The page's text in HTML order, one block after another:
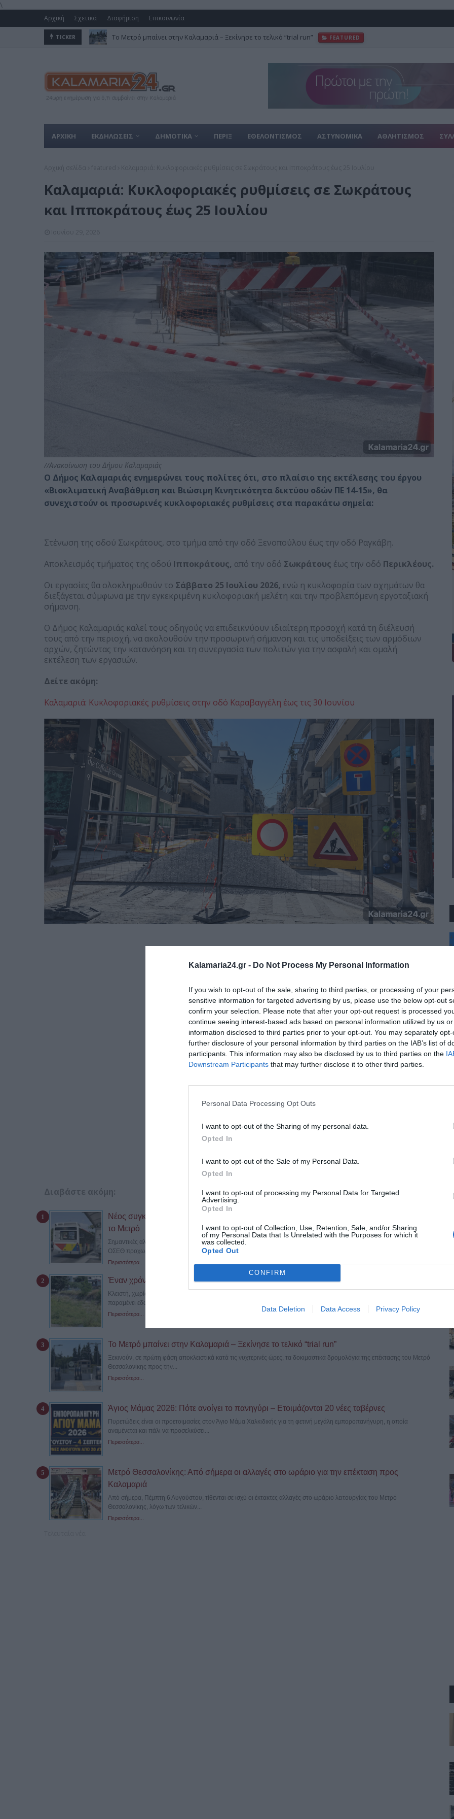
Kalamaria24.gr - Do Not Process My Personal Information
If you wish to opt-out of the sale, sharing to third parties, or processing of your
sensitive information for targeted advertising by us, please use the below opt-out
confirm your selection. Please note that after your opt-out request is processed
continue seeing interest-based ads based on personal information utilized by us
information disclosed to third parties prior to your opt-out. You may separately
further disclosure of your personal information by third parties on the IAB’s list of
participants. This information may also be disclosed by us to third parties on the
Downstream Participants that may further disclose it to other third parties.
Personal Data Processing Opt Outs
I want to opt-out of the Sharing of my personal data.
Opted In
I want to opt-out of the Sale of my Personal Data.
Opted In
I want to opt-out of processing my Personal Data for Targeted
Advertising.
Opted In
I want to opt-out of Collection, Use, Retention, Sale, and/or Sharing
of my Personal Data that Is Unrelated with the Purposes for which it
was collected.
Opted Out
CONFIRM
Data Deletion Data Access Privacy Policy
\
Αρχική Σχετικά Διαφήμιση Επικοινωνία
TICKER Το Μετρό μπαίνει στην Καλαμαριά – Ξεκίνησε το τελικό “trial run” FEATURED
ΑΡΧΙΚΗ ΕΚΔΗΛΩΣΕΙΣ ΔΗΜΟΤΙΚΑ ΠΕΡΙΞ ΕΘΕΛΟΝΤΙΣΜΟΣ ΑΣΤΥΝΟΜΙΚΑ ΑΘΛΗΤΙΣΜΟΣ
Καλαμαριά: Κυκλοφοριακές ρυθμίσεις σε Σωκράτους
και Ιπποκράτους έως 25 Ιουλίου
//Ανακοίνωση του Δήμου Καλαμαριάς
Ο Δήμος Καλαμαριάς ενημερώνει τους πολίτες ότι, στο πλαίσιο της εκτέλεσης του έργου
«Βιοκλιματική Αναβάθμιση και Βιώσιμη Κινητικότητα δικτύου οδών ΠΕ 14-15», θα
συνεχιστούν οι προσωρινές κυκλοφοριακές ρυθμίσεις στα παρακάτω σημεία:
Στένωση της οδού Σωκράτους, στο τμήμα από την οδό Ξενοπούλου έως την οδό Ραγκάβη.
Αποκλεισμός τμήματος της οδού Ιπποκράτους, από την οδό Σωκράτους έως την οδό Περικλέους.
Οι εργασίες θα ολοκληρωθούν το Σάββατο 25 Ιουλίου 2026, ενώ η κυκλοφορία των οχημάτων θα
διεξάγεται σύμφωνα με την εγκεκριμένη κυκλοφοριακή μελέτη και την προβλεπόμενη εργοταξιακή
σήμανση.
Ο Δήμος Καλαμαριάς καλεί τους οδηγούς να επιδεικνύουν ιδιαίτερη προσοχή κατά τη διέλευσή
τους από την περιοχή, να ακολουθούν την προσωρινή σήμανση και τις υποδείξεις των αρμόδιων
αρχών, ζητώντας την κατανόηση και τη συνεργασία των πολιτών για την ασφαλή και ομαλή
εκτέλεση των εργασιών.
Δείτε ακόμη:
Καλαμαριά: Κυκλοφοριακές ρυθμίσεις στην οδό Καραβαγγέλη έως τις 30 Ιουνίου
Διαβάστε ακόμη:
Νέος συγκοινωνιακός χάρτης στην Καλαμαριά: Πώς αλλάζουν οι λεωφορειακές γραμμές με
το Μετρό
Σημαντικές αλλαγές στις καθημερινές μετακινήσεις φέρνει στην Καλαμαριά η λειτουργία της επέκτασης του Μετρό. Ο
ΟΣΕΘ προχωρά στη δεύτερη...
Περισσότερα...
Έναν χρόνο αποκλεισμένη η γέφυρα της Κνωσού – Το «μπαλάκι» των αρμοδιοτήτων
Κλειστή, χωρίς να έχει πραγματοποιηθεί μέχρι σήμερα στατικός έλεγχος ή κάποια παρέμβαση αποκατάστασης,
παραμένει εδώ και σχεδόν έναν χρόνο...
Περισσότερα...
Το Μετρό μπαίνει στην Καλαμαριά – Ξεκίνησε το τελικό “trial run”
Ξεκινούν, σε πρώτη φάση αποκλειστικά κατά τις νυχτερινές ώρες, τα δοκιμαστικά δρομολόγια της επέκτασης του Μετρό
Θεσσαλονίκης προς την...
Περισσότερα...
Άγιος Μάμας 2026: Πότε ανοίγει το πανηγύρι – Ετοιμάζονται 20 νέες ταβέρνες
Πυρετώδεις είναι οι προετοιμασίες στον Άγιο Μάμα Χαλκιδικής για τη φετινή μεγάλη εμποροπανήγυρη, η οποία
αναμένεται και πάλι να προσελκύσει...
Περισσότερα...
Μετρό Θεσσαλονίκης: Από σήμερα οι αλλαγές στο ωράριο για την επέκταση προς
Καλαμαριά
Από σήμερα, Πέμπτη 6 Αυγούστου, τίθενται σε ισχύ οι έκτακτες αλλαγές στο ωράριο λειτουργίας του Μετρό
Θεσσαλονίκης, λόγω των τελικών...
Περισσότερα...
+
°